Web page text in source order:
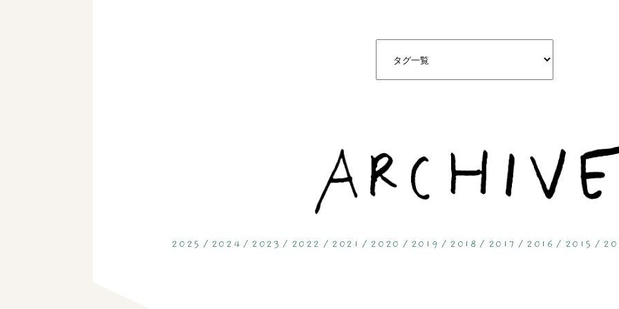
2025 2024 2023 2022 2021 2020 2019 2018 2017 2016 2015